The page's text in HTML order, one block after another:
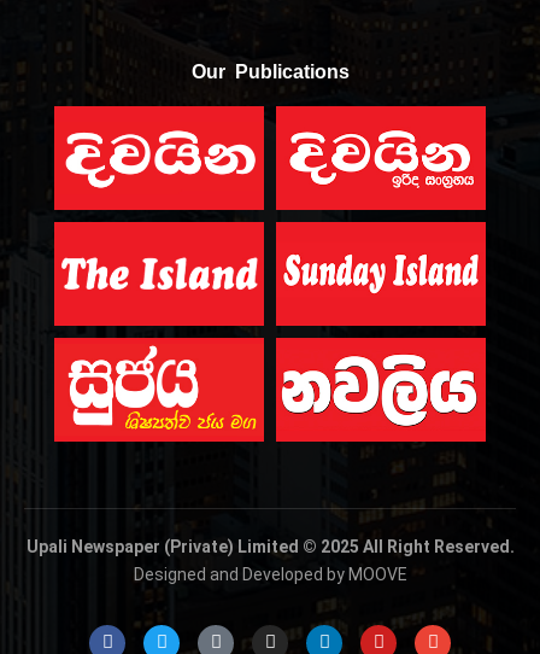
Our Publications
Upali Newspaper (Private) Limited © 2025 All Right Reserved.
Designed and Developed by MOOVE